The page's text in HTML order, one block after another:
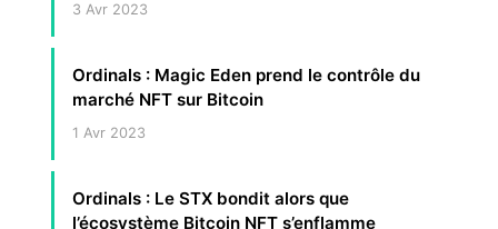
3 Avr 2023
Ordinals : Magic Eden prend le contrôle du
marché NFT sur Bitcoin
1 Avr 2023
Ordinals : Le STX bondit alors que
l’écosystème Bitcoin NFT s’enflamme